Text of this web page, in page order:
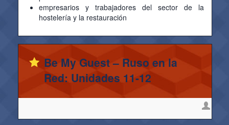
empresarios y trabajadores del sector de la
hostelería y la restauración
Be My Guest – Ruso en la
Red: Unidades 11-12